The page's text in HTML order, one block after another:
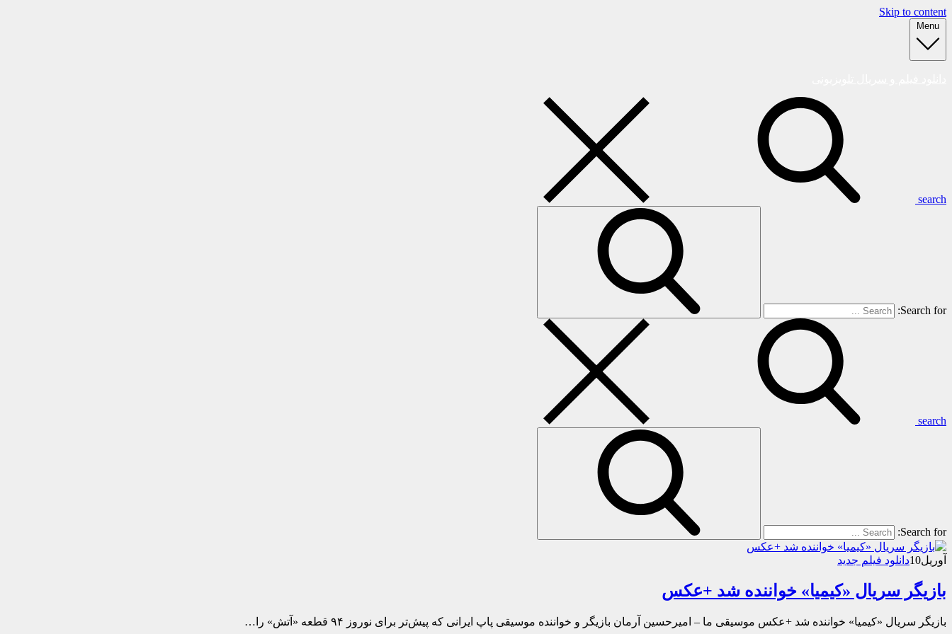
Skip to content
Menu
search
Search for:
search
Search for:
آوریل10دانلود فیلم جدید
بازیگر سریال «کیمیا» خواننده شد +عکس
بازیگر سریال «کیمیا» خواننده شد +عکس موسیقی ما – امیرحسین آرمان بازیگر و خواننده موسیقی پاپ ایرانی که پیش‌تر برای نوروز ۹۴ قطعه «آتش» را…